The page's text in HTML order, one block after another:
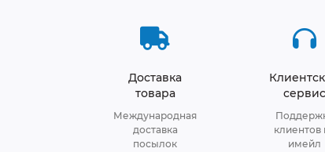
Доставка
товара
Международная
доставка
посылок
сервис
клиентов
имейл